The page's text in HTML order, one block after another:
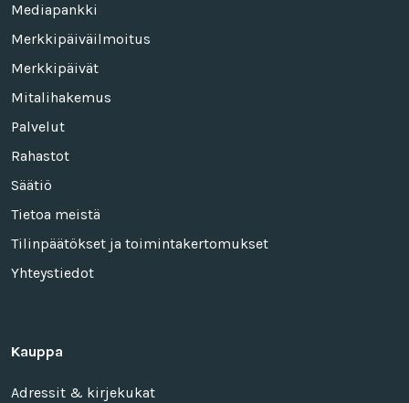
Mediapankki
Merkkipäiväilmoitus
Merkkipäivät
Mitalihakemus
Palvelut
Rahastot
Säätiö
Tietoa meistä
Tilinpäätökset ja toimintakertomukset
Yhteystiedot
Kauppa
Adressit & kirjekukat